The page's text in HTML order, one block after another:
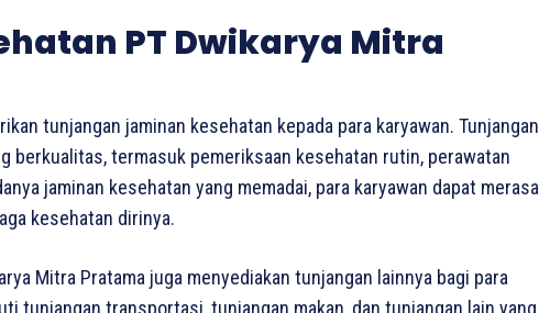
PT Dwikarya Mitra
tunjangan jaminan kesehatan kepada para karyawan. Tunjangan
berkualitas, termasuk pemeriksaan kesehatan rutin, perawatan
jaminan kesehatan yang memadai, para karyawan dapat merasa
kesehatan dirinya.
Mitra Pratama juga menyediakan tunjangan lainnya bagi para
tunjangan transportasi, tunjangan makan, dan tunjangan lain yang